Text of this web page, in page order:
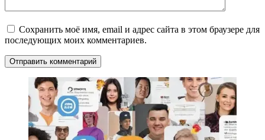
Сохранить моё имя, email и адрес сайта в этом браузере для
последующих моих комментариев.